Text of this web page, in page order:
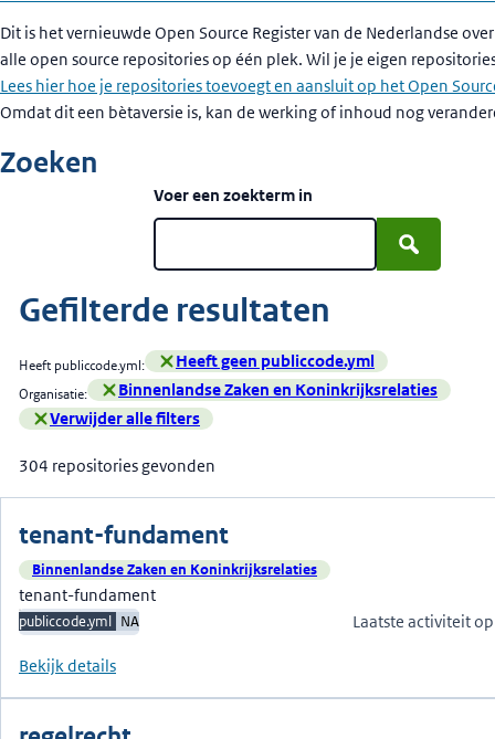
Dit is het vernieuwde Open Source Register van de Nederlandse
alle open source repositories op één plek. Wil je je eigen
Lees hier hoe je repositories toevoegt en aansluit op het Open
Omdat dit een bètaversie is, kan de werking of inhoud nog
Zoeken
Voer een zoekterm in
Gefilterde resultaten
Heeft publiccode.yml: Heeft geen publiccode.yml
- Klik om filter te verwijderen
Organisatie: Binnenlandse Zaken en Koninkrijksrelaties
- Klik om filter te verwijderen
Verwijder alle filters
304 repositories gevonden
tenant-fundament
Binnenlandse Zaken en Koninkrijksrelaties
tenant-fundament
publiccode.yml NA Laatste activiteit
Bekijk details